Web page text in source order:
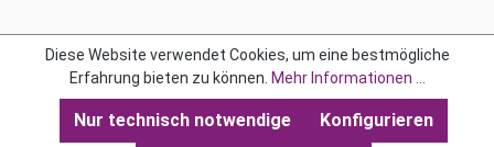
Diese Website verwendet Cookies, um eine bestmögliche
Erfahrung bieten zu können. Mehr Informationen ...
Nur technisch notwendige Konfigurieren